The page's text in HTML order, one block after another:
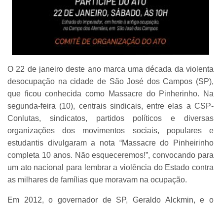
O 22 de janeiro deste ano marca uma década da violenta
desocupação na cidade de São José dos Campos (SP),
que ficou conhecida como Massacre do Pinherinho. Na
segunda-feira (10), centrais sindicais, entre elas a CSP-
Conlutas, sindicatos, partidos políticos e diversas
organizações dos movimentos sociais, populares e
estudantis divulgaram a nota “Massacre do Pinheirinho
completa 10 anos. Não esqueceremos!”, convocando para
um ato nacional para lembrar a violência do Estado contra
as milhares de famílias que moravam na ocupação.
Em 2012, o governador de SP, Geraldo Alckmin, e o